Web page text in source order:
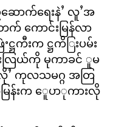
ောက်ရေးနဲႛ လူႛအ
က် ကောင်းမြန်လာ
ဌကီးက ဋ္ဌကိြးပမ်း
လြယ်ကို မုကာခင် ူမ
ႛ ကုလသမဂ္ဂ အတြ
မြန်းက ေူပာုကားလို